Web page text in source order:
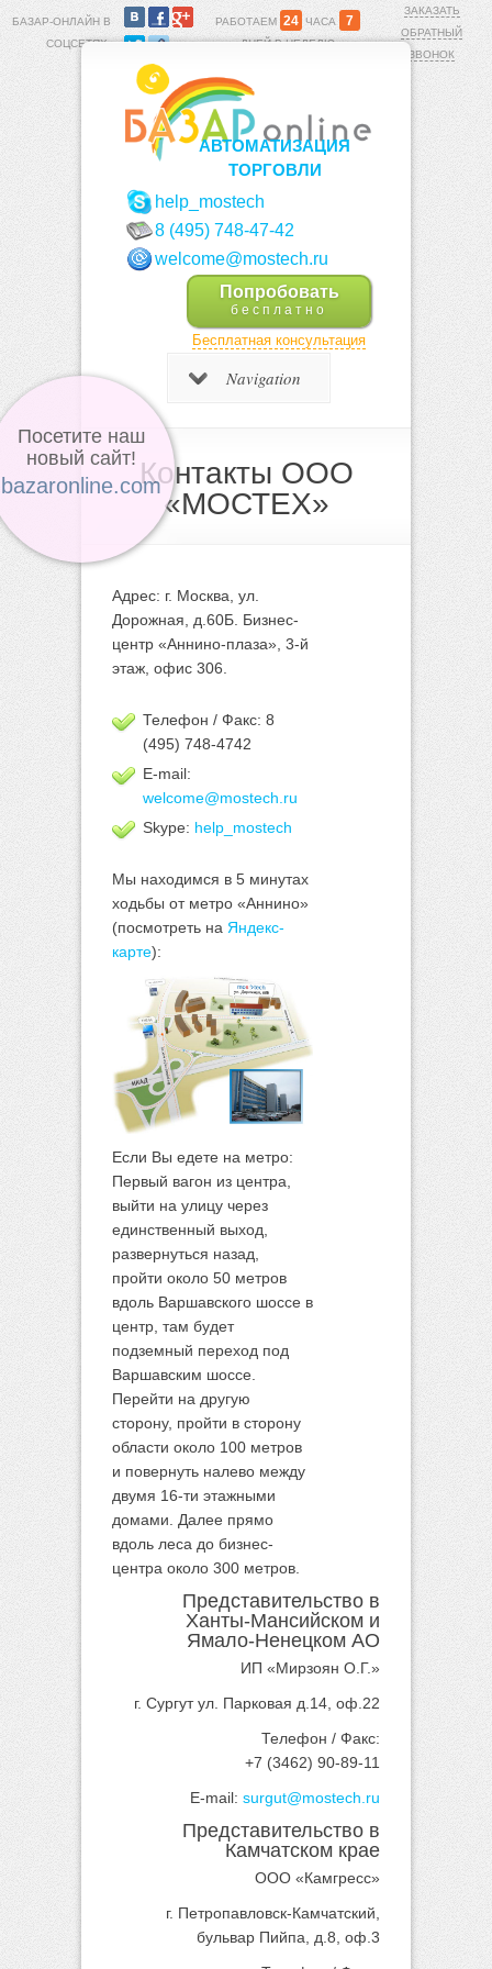
БАЗАР-ОНЛАЙН В
СОЦСЕТЯХ:
РАБОТАЕМ 24 ЧАСА 7
ДНЕЙ В НЕДЕЛЮ
ЗАКАЗАТЬ
ОБРАТНЫЙ
ЗВОНОК
АВТОМАТИЗАЦИЯ
ТОРГОВЛИ
Посетите наш
новый сайт!
bazaronline.com
help_mostech
8 (495) 748-47-42
welcome@mostech.ru
Попробовать
бесплатно
Бесплатная консультация
Navigation
Контакты ООО
«МОСТЕХ»
Адрес: г. Москва, ул.
Дорожная, д.60Б. Бизнес-
центр «Аннино-плаза», 3-й
этаж, офис 306.
Телефон / Факс: 8
(495) 748-4742
E-mail:
welcome@mostech.ru
Skype: help_mostech
Мы находимся в 5 минутах
ходьбы от метро «Аннино»
(посмотреть на Яндекс-
карте):
Если Вы едете на метро:
Первый вагон из центра,
выйти на улицу через
единственный выход,
развернуться назад,
пройти около 50 метров
вдоль Варшавского шоссе в
центр, там будет
подземный переход под
Варшавским шоссе.
Перейти на другую
сторону, пройти в сторону
области около 100 метров
и повернуть налево между
двумя 16-ти этажными
домами. Далее прямо
вдоль леса до бизнес-
центра около 300 метров.
Представительство в
Ханты-Мансийском и
Ямало-Ненецком АО
ИП «Мирзоян О.Г.»
г. Сургут ул. Парковая д.14, оф.22
Телефон / Факс:
+7 (3462) 90-89-11
E-mail: surgut@mostech.ru
Представительство в
Камчатском крае
ООО «Камгресс»
г. Петропавловск-Камчатский,
бульвар Пийпа, д.8, оф.3